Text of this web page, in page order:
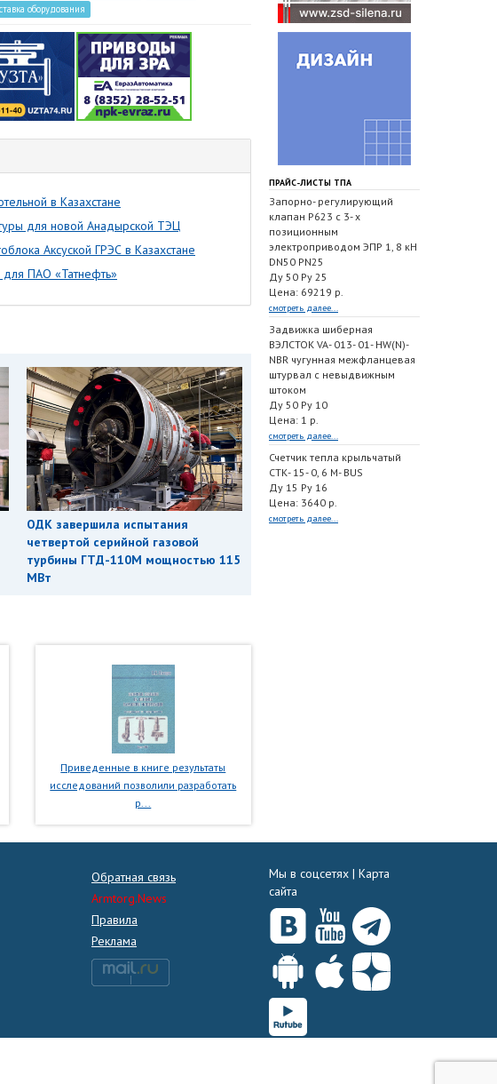
оборудования
в Казахстане
для новой Анадырской ТЭЦ
Аксуской ГРЭС в Казахстане
для ПАО «Татнефть»
ОДК завершила испытания
четвертой серийной газовой
турбины ГТД-110М мощностью 115
МВт
Приведенные в книге результаты
исследований позволили разработать
р...
ПРАЙС-ЛИСТЫ ТПА
Запорно- регулирующий
клапан Р623 с 3- х
позиционным
электроприводом ЭПР 1, 8 кН
DN50 PN25
Ду 50 Ру 25
Цена: 69219 р.
смотреть далее...
Задвижка шиберная
ВЭЛСТОК VA- 013- 01- HW(N)-
NBR чугунная межфланцевая
штурвал с невыдвижным
штоком
Ду 50 Ру 10
Цена: 1 р.
смотреть далее...
Счетчик тепла крыльчатый
СТК- 15- 0, 6 M- BUS
Ду 15 Ру 16
Цена: 3640 р.
смотреть далее...
Обратная связь
Armtorg.News
Правила
Реклама
Мы в соцсетях | Карта
сайта